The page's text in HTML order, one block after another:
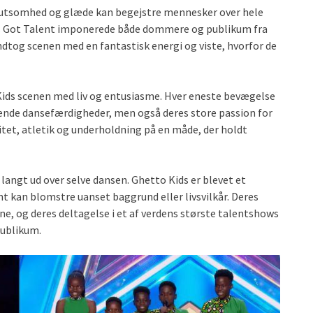
og glæde kan begejstre mennesker over hele
Talent imponerede både dommere og publikum fra
scenen med en fantastisk energi og viste, hvorfor de
scenen med liv og entusiasme. Hver eneste bevægelse
dansefærdigheder, men også deres store passion for
atletik og underholdning på en måde, der holdt
ud over selve dansen. Ghetto Kids er blevet et
kan blomstre uanset baggrund eller livsvilkår. Deres
og deres deltagelse i et af verdens største talentshows